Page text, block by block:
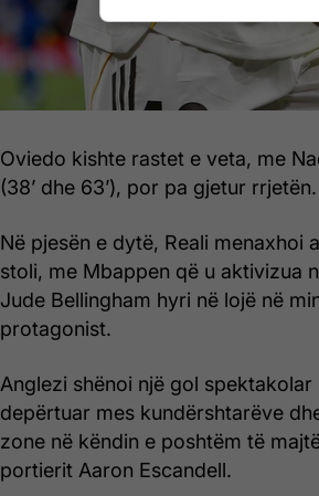
Oviedo kishte rastet e veta, me
(38’ dhe 63’), por pa gjetur rrjetën.
Në pjesën e dytë, Reali menaxhoi
stoli, me Mbappen që u aktivizua
Jude Bellingham hyri në lojë në
protagonist.
Anglezi shënoi një gol
depërtuar mes kundërshtarëve
zone në këndin e poshtëm të
portierit Aaron Escandell.